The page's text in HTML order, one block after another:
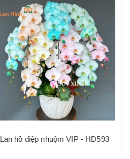
Lan hồ điệp nhuộm VIP - HD593